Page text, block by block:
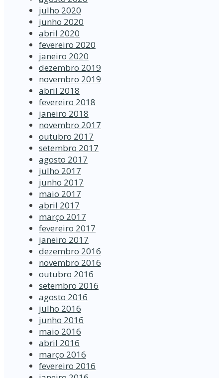
julho 2020
junho 2020
abril 2020
fevereiro 2020
janeiro 2020
dezembro 2019
novembro 2019
abril 2018
fevereiro 2018
janeiro 2018
novembro 2017
outubro 2017
setembro 2017
agosto 2017
julho 2017
junho 2017
maio 2017
abril 2017
março 2017
fevereiro 2017
janeiro 2017
dezembro 2016
novembro 2016
outubro 2016
setembro 2016
agosto 2016
julho 2016
junho 2016
maio 2016
abril 2016
março 2016
fevereiro 2016